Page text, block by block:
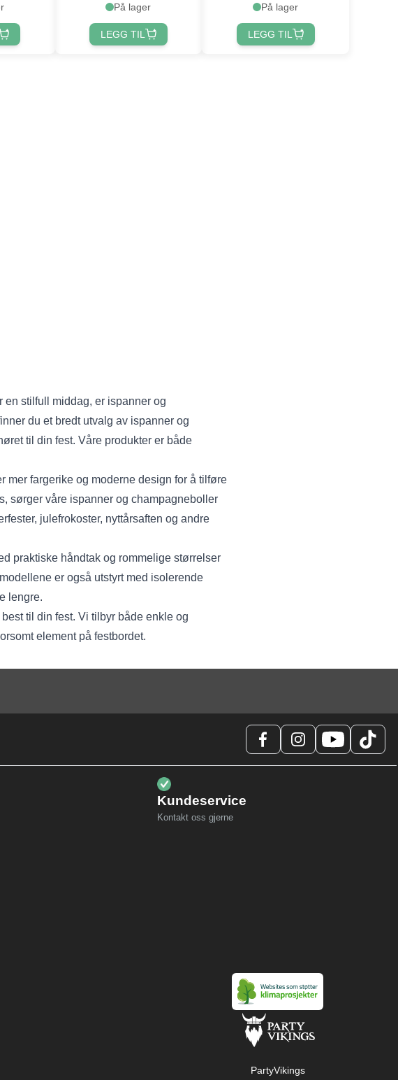
På lager
LEGG TIL
På lager
LEGG TIL
en stilfull middag, er ispanner og
du et bredt utvalg av ispanner og
til din fest. Våre produkter er både
mer fargerike og moderne design for å tilføre
sørger våre ispanner og champagneboller
julefrokoster, nyttårsaften og andre
praktiske håndtak og rommelige størrelser
er også utstyrt med isolerende
lengre.
til din fest. Vi tilbyr både enkle og
element på festbordet.
Kundeservice
Kontakt oss gjerne
PartyVikings